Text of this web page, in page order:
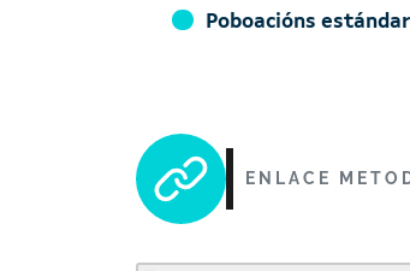
Poboacións
ENLACE